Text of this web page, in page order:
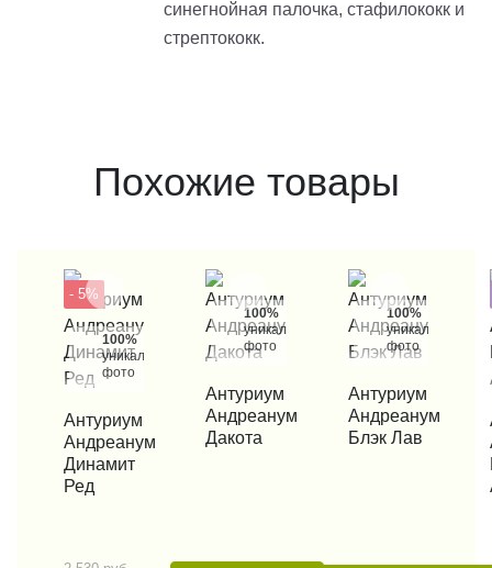
синегнойная палочка, стафилококк и
стрептококк.
Похожие товары
- 5%
100%
уникальные
фото
КУПИТЬ В 1 КЛИК
Антуриум
Андреанум
Динамит
Ред
100%
уникальные
фото
КУПИТЬ В 1 КЛИК
Антуриум
Андреанум
Дакота
100%
уникальные
фото
КУПИТЬ В 1 КЛИК
Антуриум
Андреанум
Блэк Лав